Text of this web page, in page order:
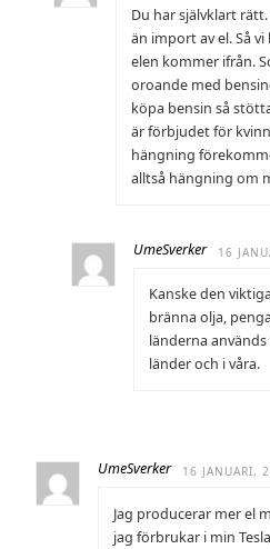
Du har självklart
än import av el. Så
elen kommer ifrån.
oroande med
köpa bensin så
är förbjudet för
hängning
alltså hängning om
UmeSverker 16
Kanske den
bränna olja,
länderna
länder och i våra.
UmeSverker 16 JANUARI,
Jag producerar mer el
jag förbrukar i min